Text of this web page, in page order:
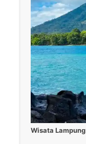
Wisata Lampung